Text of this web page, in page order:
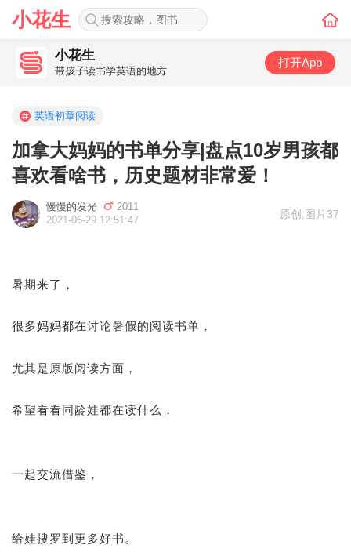
小花生
小花生
带孩子读书学英语的地方
打开App
英语初章阅读
加拿大妈妈的书单分享|盘点10岁男孩都
喜欢看啥书，历史题材非常爱！
慢慢的发光
2011
2021-06-29 12:51:47
原创 图片37
暑期来了，
很多妈妈都在讨论暑假的阅读书单，
尤其是原版阅读方面，
希望看看同龄娃都在读什么，
一起交流借鉴，
给娃搜罗到更多好书。